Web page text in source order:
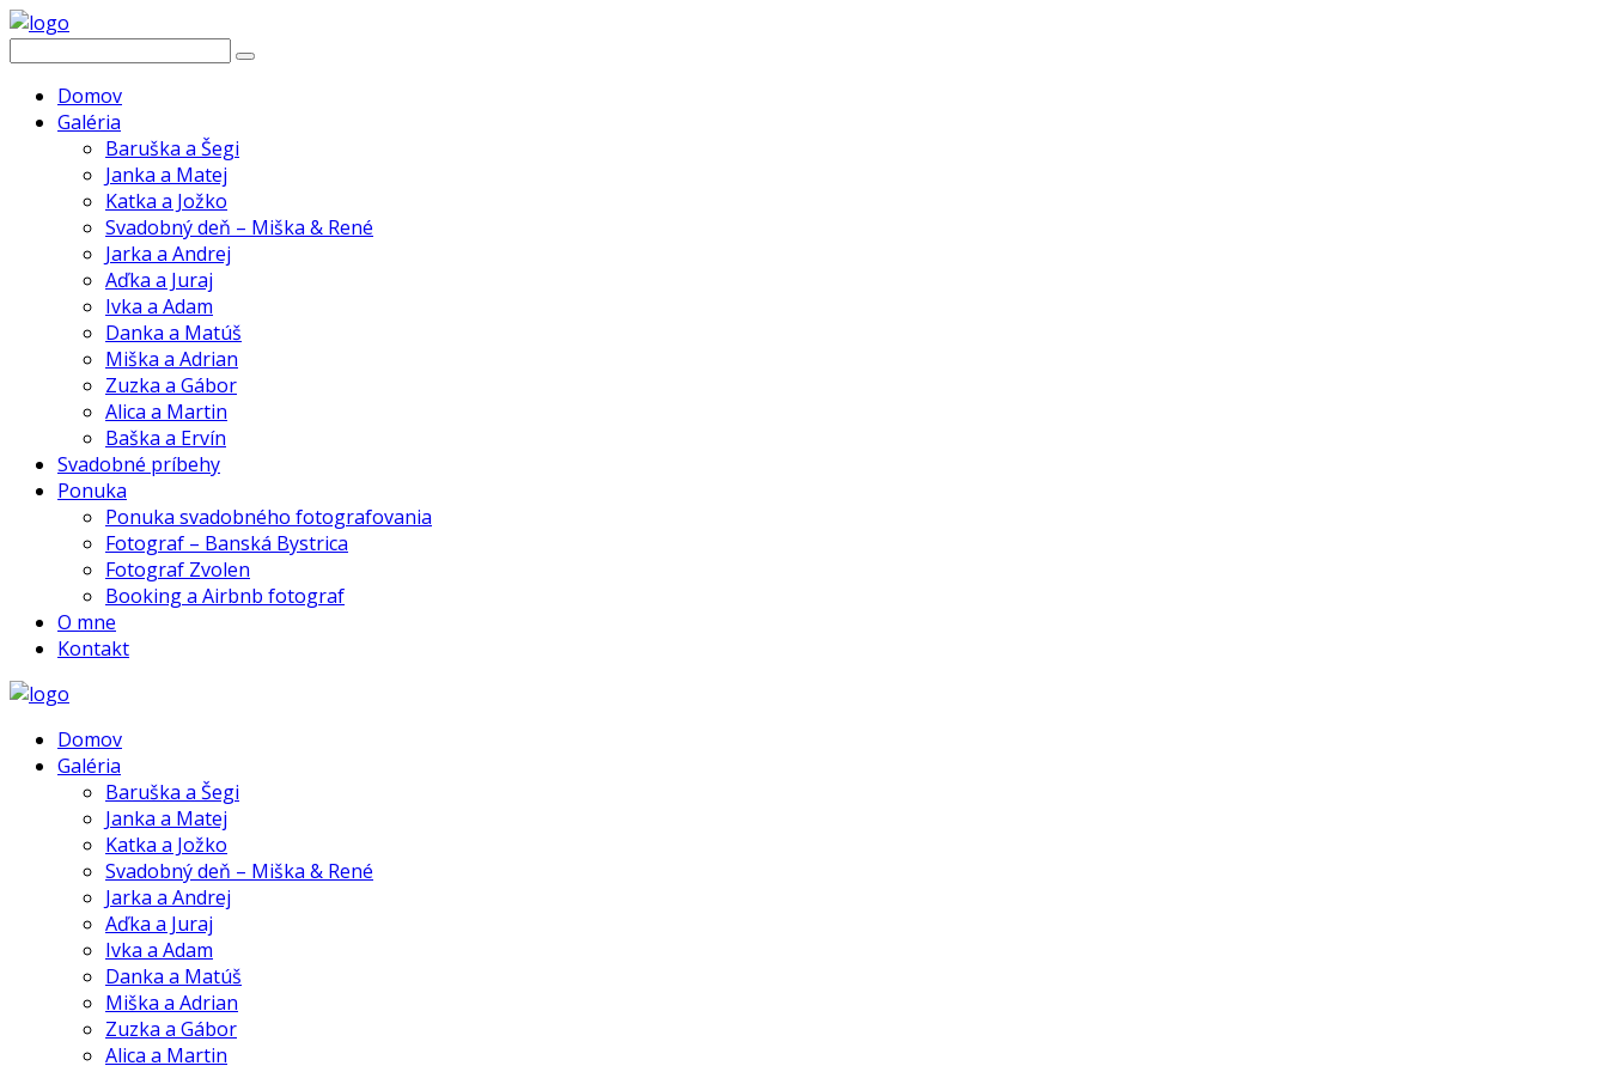
Domov
Galéria
Baruška a Šegi
Janka a Matej
Katka a Jožko
Svadobný deň – Miška & René
Jarka a Andrej
Aďka a Juraj
Ivka a Adam
Danka a Matúš
Miška a Adrian
Zuzka a Gábor
Alica a Martin
Baška a Ervín
Svadobné príbehy
Ponuka
Ponuka svadobného fotografovania
Fotograf – Banská Bystrica
Fotograf Zvolen
Booking a Airbnb fotograf
O mne
Kontakt
Domov
Galéria
Baruška a Šegi
Janka a Matej
Katka a Jožko
Svadobný deň – Miška & René
Jarka a Andrej
Aďka a Juraj
Ivka a Adam
Danka a Matúš
Miška a Adrian
Zuzka a Gábor
Alica a Martin